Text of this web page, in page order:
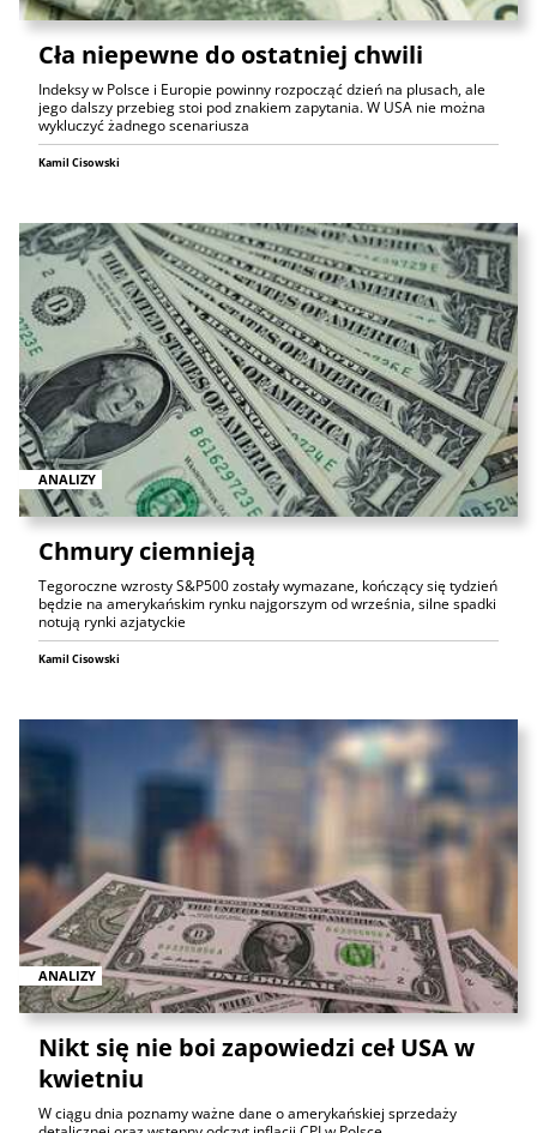
Cła niepewne do ostatniej chwili
Indeksy w Polsce i Europie powinny rozpocząć dzień na plusach, ale
jego dalszy przebieg stoi pod znakiem zapytania. W USA nie można
wykluczyć żadnego scenariusza
Kamil Cisowski
ANALIZY
Chmury ciemnieją
Tegoroczne wzrosty S&P500 zostały wymazane, kończący się tydzień
będzie na amerykańskim rynku najgorszym od września, silne spadki
notują rynki azjatyckie
Kamil Cisowski
ANALIZY
Nikt się nie boi zapowiedzi ceł USA w
kwietniu
W ciągu dnia poznamy ważne dane o amerykańskiej sprzedaży